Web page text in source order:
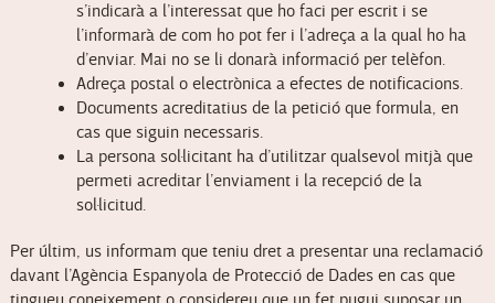
s’indicarà a l’interessat que ho faci per escrit i se
l’informarà de com ho pot fer i l’adreça a la qual ho ha
d’enviar. Mai no se li donarà informació per telèfon.
Adreça postal o electrònica a efectes de notificacions.
Documents acreditatius de la petició que formula, en
cas que siguin necessaris.
La persona sol·licitant ha d’utilitzar qualsevol mitjà que
permeti acreditar l’enviament i la recepció de la
sol·licitud.
Per últim, us informam que teniu dret a presentar una reclamació
davant l’Agència Espanyola de Protecció de Dades en cas que